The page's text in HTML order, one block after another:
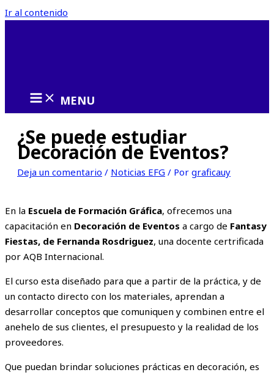
Ir al contenido
MENU
¿Se puede estudiar
Decoración de Eventos?
Deja un comentario / Noticias EFG / Por graficauy
En la Escuela de Formación Gráfica, ofrecemos una
capacitación en Decoración de Eventos a cargo de Fantasy
Fiestas, de Fernanda Rosdriguez, una docente certrificada
por AQB Internacional.
El curso esta diseñado para que a partir de la práctica, y de
un contacto directo con los materiales, aprendan a
desarrollar conceptos que comuniquen y combinen entre el
anehelo de sus clientes, el presupuesto y la realidad de los
proveedores.
Que puedan brindar soluciones prácticas en decoración, es